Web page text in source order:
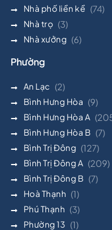
Nhà phố liền kề (74)
Nhà trọ (3)
Nhà xưởng (6)
Phường
An Lạc (2)
Bình Hưng Hòa (9)
Bình Hưng Hòa A
Bình Hưng Hòa B (7)
Bình Trị Đông (127)
Bình Trị Đông A (209)
Bình Trị Đông B (7)
Hoà Thạnh (1)
Phú Thạnh (3)
Phường 13 (1)